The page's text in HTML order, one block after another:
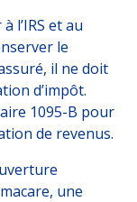
l’IRS et au
le
il ne doit
d’impôt.
1095-B pour
de revenus.
une